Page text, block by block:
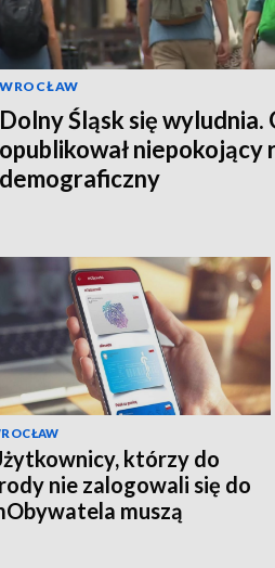
WROCŁAW
Dolny Śląsk się wyludnia.
opublikował niepokojący
demograficzny
którzy do
nie zalogowali się do
muszą